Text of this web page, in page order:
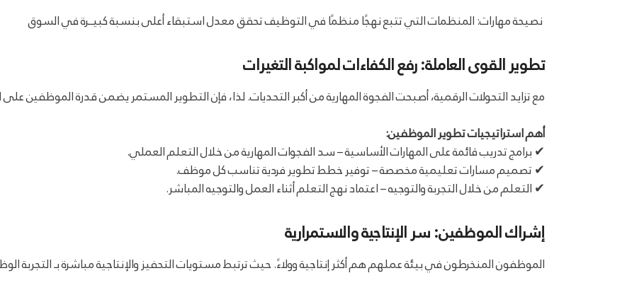
نصيحة مهارات: المنظمات التي تتبع نهجًا منظمًا في التوظيف تحقق معدل استبقاء أعلى بنسبة كبيــرة في السوق
تطوير القوى العاملة: رفع الكفاءات لمواكبة التغيرات
مع تزايد التحولات الرقمية، أصبحت الفجوة المهارية من أكبر التحديات. لذا، فإن التطوير المستمر يضمن قدرة الموظفين
أهم استراتيجيات تطوير الموظفين:
✔ برامج تدريب قائمة على المهارات الأساسية – سد الفجوات المهارية من خلال التعلم العملي.
✔ تصميم مسارات تعليمية مخصصة – توفير خطط تطوير فردية تناسب كل موظف.
✔ التعلم من خلال التجربة والتوجيه – اعتماد نهج التعلم أثناء العمل والتوجيه المباشر.
إشراك الموظفين: سر الإنتاجية والاستمرارية
الموظفون المنخرطون في بيئة عملهم هم أكثر إنتاجية وولاءً. حيث ترتبط مستويات التحفيز والإنتاجية مباشرة بـ التجربة